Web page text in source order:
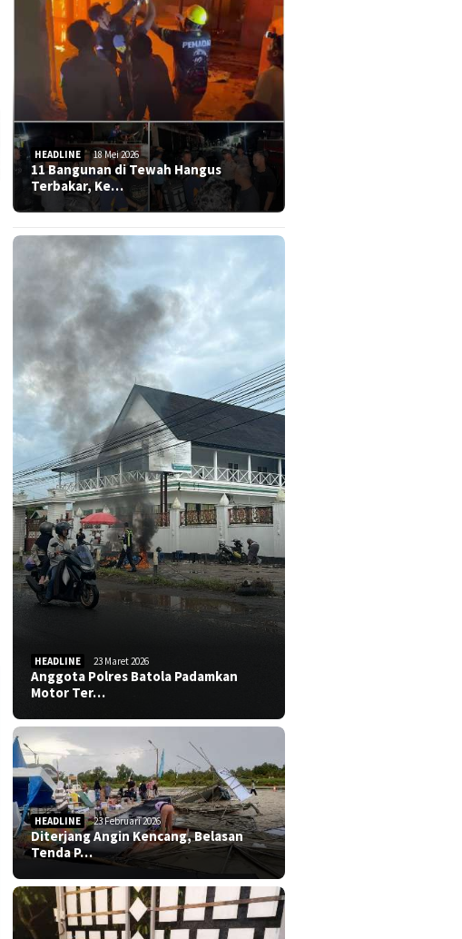
HEADLINE 18 Mei 2026
11 Bangunan di Tewah Hangus
Terbakar, Ke…
HEADLINE 23 Maret 2026
Anggota Polres Batola Padamkan
Motor Ter…
HEADLINE 23 Februari 2026
Diterjang Angin Kencang, Belasan
Tenda P…